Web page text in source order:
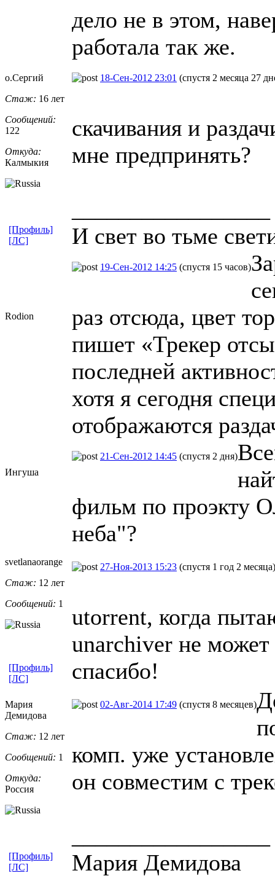
дело не в этом,
работала так же.
о.Сергий
Стаж: 16 лет
Сообщений:
122
Откуда:
Калмыкия
18-Сен-2012 23:01 (спустя 2 месяца 27
скачивания и
мне предпринять?
И свет во тьме
[Профиль]
[ЛС]
Rodion
19-Сен-2012 14:25 (спустя 15 часов)
раз отсюда, цвет
пишет «Трекер
последней
хотя я сегодня
отображаются
Ингуша
21-Сен-2012 14:45 (спустя 2 дня)
фильм по проэкту
неба"?
svetlanaoran​ge
Стаж: 12 лет
Сообщений: 1
27-Ноя-2013 15:23 (спустя 1 год 2 месяца)
utorrent, когда
unarchiver не может
спасибо!
[Профиль]
[ЛС]
Мария
Демидова
Стаж: 12 лет
Сообщений: 1
Откуда:
Россия
02-Авг-2014 17:49 (спустя 8 месяцев)
комп. уже
он совместим с
Мария Демидова
[Профиль]
[ЛС]